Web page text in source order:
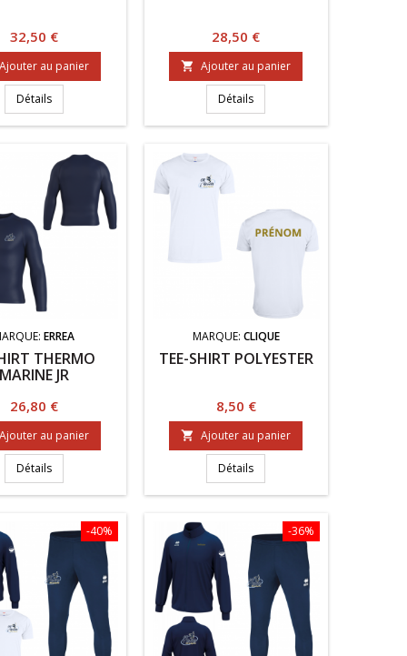
Prix
32,50 €
au panier
Détails
Prix
28,50 €
 Ajouter au panier
Détails
ERREA
THERMO
JR
Prix
26,80 €
au panier
Détails
MARQUE: CLIQUE
TEE-SHIRT POLYESTER
Prix
8,50 €
 Ajouter au panier
Détails
-40% -36%